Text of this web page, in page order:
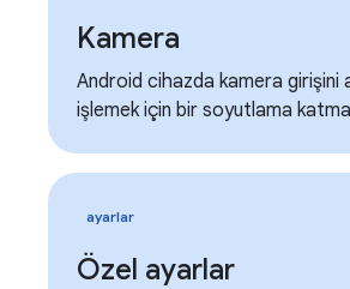
Kamera
Android cihazda kamera girişini
işlemek için bir soyutlama
ayarlar
Özel ayarlar